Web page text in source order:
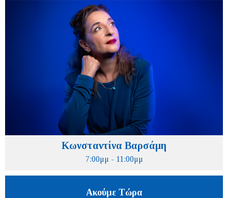
Κωνσταντίνα Βαρσάμη
7:00μμ - 11:00μμ
Ακούμε Τώρα